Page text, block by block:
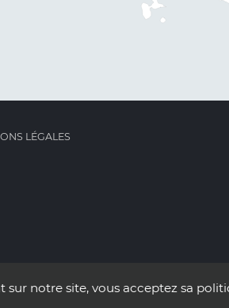
notre site, vous acceptez sa
LÉGALES